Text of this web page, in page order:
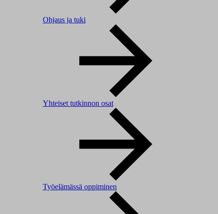
Ohjaus ja tuki
Yhteiset tutkinnon osat
Työelämässä oppiminen